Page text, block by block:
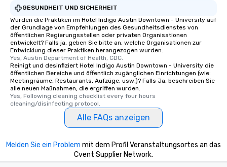
GESUNDHEIT UND SICHERHEIT
Wurden die Praktiken im Hotel Indigo Austin Downtown - University auf
der Grundlage von Empfehlungen des Gesundheitsdienstes von
öffentlichen Regierungsstellen oder privaten Organisationen
entwickelt? Falls ja, geben Sie bitte an, welche Organisationen zur
Entwicklung dieser Praktiken herangezogen wurden:
Yes, Austin Department of Health, CDC.
Reinigt und desinfiziert Hotel Indigo Austin Downtown - University die
öffentlichen Bereiche und öffentlich zugänglichen Einrichtungen (wie:
Meetingräume, Restaurants, Aufzüge, usw.)? Falls Ja, beschreiben Sie
alle neuen Maßnahmen, die ergriffen wurden.
Yes, Following cleaning checklist every four hours
cleaning/disinfecting protocol.
Alle FAQs anzeigen
Melden Sie ein Problem mit dem Profil Veranstaltungsortes an das
Cvent Supplier Network.